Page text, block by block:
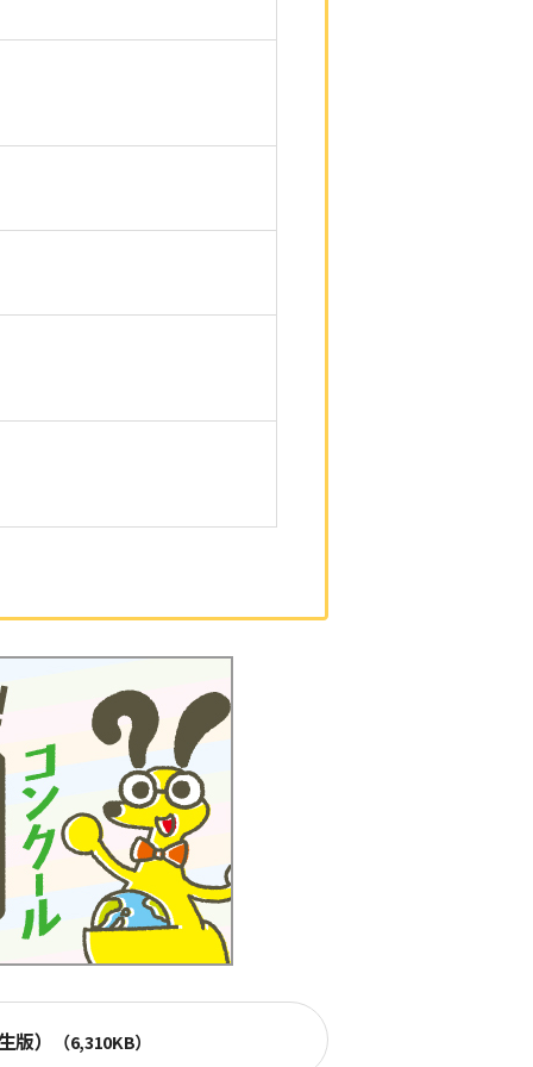
） （6,310KB）